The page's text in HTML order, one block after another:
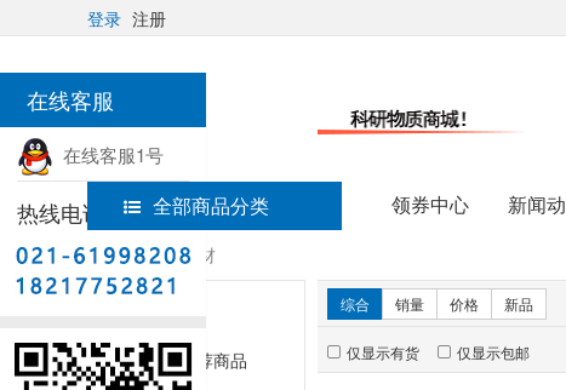
在线客服
在线客服1号
热线电话
登录 注册
全部商品分类 领券中心 新闻
首页
实验耗材
新品推荐
暂无推荐商品
综合 销量 价格 新品
仅显示有货 仅显示包邮